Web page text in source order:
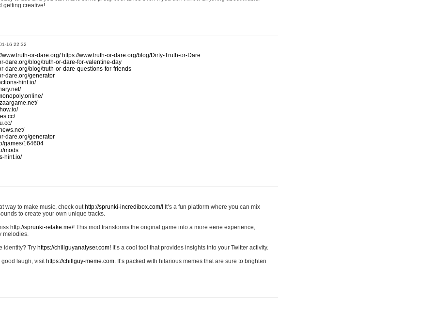
getting creative!
16 22:32
www.truth-or-dare.org/ https://www.truth-or-dare.org/blog/Dirty-Truth-or-Dare
dare.org/blog/truth-or-dare-for-valentine-day
dare.org/blog/truth-or-dare-questions-for-friends
dare.org/generator
hint.io/
dare.org/generator
games/164604
mods
hint.io/
way to make music, check out http://sprunki-incredibox.com/! It’s a fun platform where you can mix
to create your own unique tracks.
http://sprunki-retake.me/! This mod transforms the original game into a more eerie experience,
melodies.
identity? Try https://chillguyanalyser.com! It’s a cool tool that provides insights into your Twitter activity.
good laugh, visit https://chillguy-meme.com. It’s packed with hilarious memes that are sure to brighten